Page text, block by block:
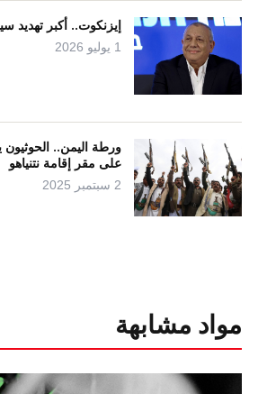
إيزنكوت.. أكبر تهديد
1 يوليو 2026
ورطة اليمن..
على مقر إقامة نتنياهو
2 سبتمبر 2025
مواد مشابهة